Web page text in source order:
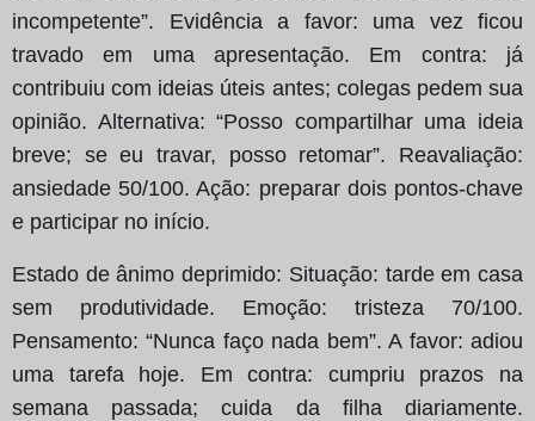
incompetente”. Evidência a favor: uma vez ficou
travado em uma apresentação. Em contra: já
contribuiu com ideias úteis antes; colegas pedem sua
opinião. Alternativa: “Posso compartilhar uma ideia
breve; se eu travar, posso retomar”. Reavaliação:
ansiedade 50/100. Ação: preparar dois pontos‑chave
e participar no início.
Estado de ânimo deprimido: Situação: tarde em casa
sem produtividade. Emoção: tristeza 70/100.
Pensamento: “Nunca faço nada bem”. A favor: adiou
uma tarefa hoje. Em contra: cumpriu prazos na
semana passada; cuida da filha diariamente.